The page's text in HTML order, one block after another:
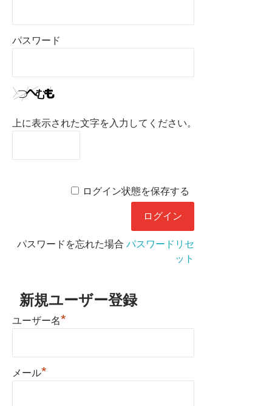
パスワード
上に表示された文字を入力してください。
ログイン状態を保存する
パスワードを忘れた場合 パスワードリセ
ット
新規ユーザー登録
ユーザー名*
メール*